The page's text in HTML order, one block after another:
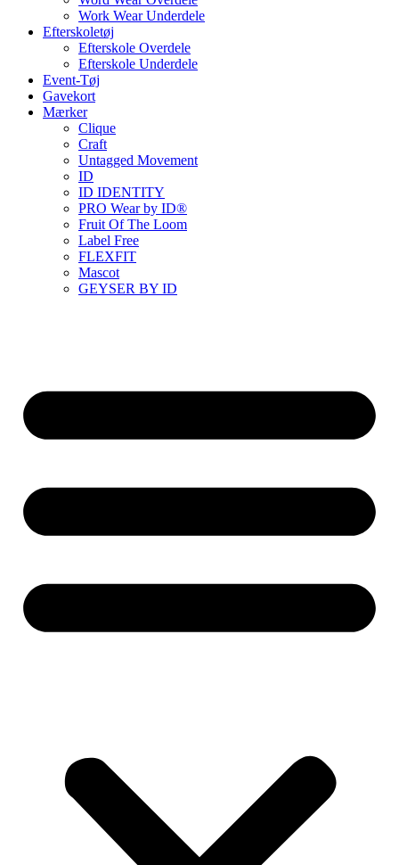
Work Wear Underdele
Efterskoletøj
Efterskole Overdele
Efterskole Underdele
Event-Tøj
Gavekort
Mærker
Clique
Craft
Untagged Movement
ID
ID IDENTITY
PRO Wear by ID®
Fruit Of The Loom
Label Free
FLEXFIT
Mascot
GEYSER BY ID